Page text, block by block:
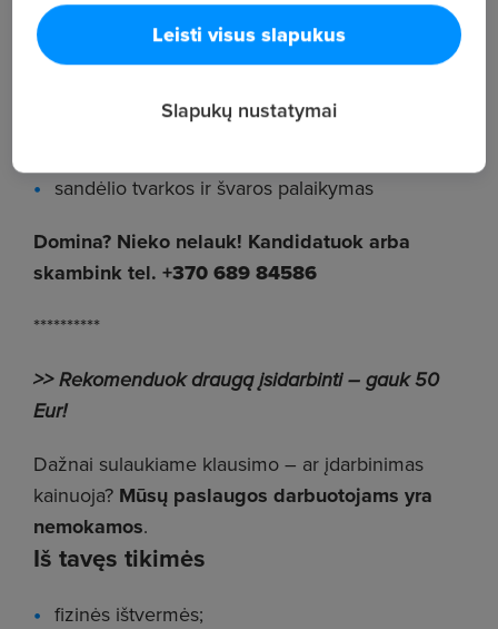
Iš tavęs tikimės
fizinės ištvermės;
furnitūra, detalės);
pakrovimo ir iškrovimo darbai darbo pradžioje
sandėlio tvarkos ir švaros palaikymas
Domina? Nieko nelauk! Kandidatuok arba
skambink tel. +370 689 84586
**********
>> Rekomenduok draugą įsidarbinti – gauk 50
Eur!
Dažnai sulaukiame klausimo – ar įdarbinimas
kainuoja? Mūsų paslaugos darbuotojams yra
nemokamos.
Leisti visus slapukus
Slapukų nustatymai